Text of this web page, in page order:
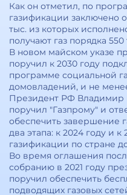
Как он отметил, по
газификации заключено
тыс. из которых
получают газ порядка
В новом майском указе
поручил к 2030 году
программе социальной
домовладений, и не
Президент РФ Владимир
поручил "Газпрому" и
обеспечить завершение
два этапа: к 2024 году и
газификации по стране
Во время оглашения
собранию в 2021 году
поручил обеспечить
подводящих газовых